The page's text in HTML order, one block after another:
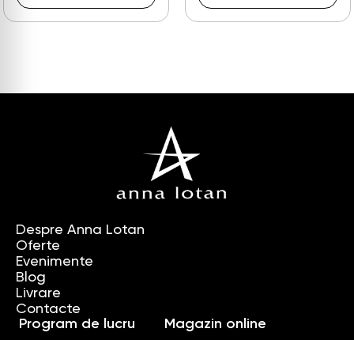
Despre Anna Lotan
Oferte
Evenimente
Blog
Livrare
Contacte
Magazin online
Program de lucru